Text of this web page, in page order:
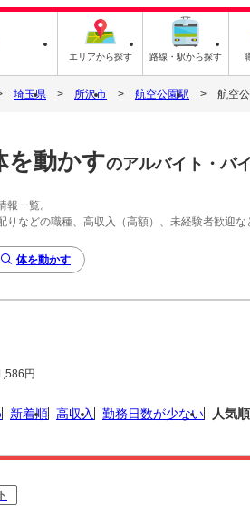
エリアから探す 路線・駅から探す
埼玉県 所沢市 航空公園駅 航空
を動かすのアルバイト・バ
一覧。
りなどの職種、高収入（高額）、未経験者歓迎
体を動かす
円
新着順 高収入 勤務日数が少ない 人気順